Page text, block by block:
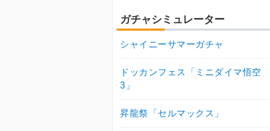
ガチャシミュレーター
シャイニーサマーガチャ
ドッカンフェス「ミニダイマ悟空
3」
昇龍祭「セルマックス」